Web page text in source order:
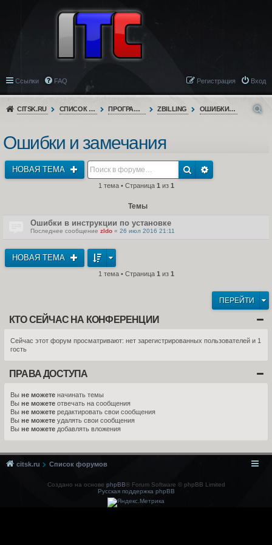
Ссылки FAQ Вход
Регистрация
CITSK.RU СПИСОК ФОРУМОВ ПРОГРАММНОЕ ОБЕСПЕЧЕНИЕ ZBILLING ОШИБКИ И ЗАМЕЧАНИЯ
Ошибки и замечания
НОВАЯ ТЕМА
1 тема • Страница 1 из 1
Темы
Ошибки в инструкции по установке
Последнее сообщение zldo « 26 июл 2016 21:11
НОВАЯ ТЕМА
1 тема • Страница 1 из 1
ПЕРЕЙТИ
КТО СЕЙЧАС НА КОНФЕРЕНЦИИ
Сейчас этот форум просматривают: нет зарегистрированных пользователей и 1
гость
ПРАВА ДОСТУПА
Вы не можете начинать темы
Вы не можете отвечать на сообщения
Вы не можете редактировать свои сообщения
Вы не можете удалять свои сообщения
Вы не можете добавлять вложения
citsk.ru Список форумов
Создано на основе phpBB® Forum Software © phpBB Limited
Русская поддержка phpBB